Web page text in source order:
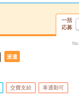
一括
応募
派遣
交費支給 車通勤可